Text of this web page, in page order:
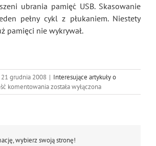
ubrania pamięć USB. Skasowanie
pełny cykl z płukaniem. Niestety
pamięci nie wykrywał.
21 grudnia 2008 | Interesujące artykuły o
komentowaniaLaptop
–
dalej?
została wyłączona
wybierz swoją stronę!